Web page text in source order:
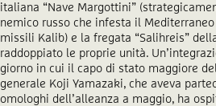
italiana “Nave Margottini”
nemico russo che infesta il
missili Kalib) e la fregata “Salihreis”
raddoppiato le proprie unità.
giorno in cui il capo di stato maggiore
generale Koji Yamazaki, che aveva
omologhi dell’alleanza a maggio, ha